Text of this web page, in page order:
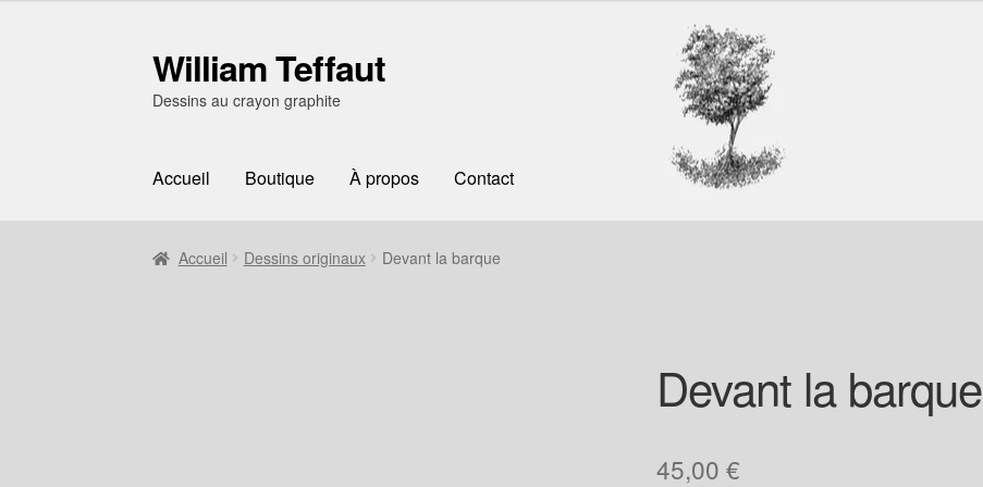
Aller
à
la
Aller
au
contenu
William Teffaut
Dessins au crayon graphite
Accueil Boutique À propos Contact
Accueil Dessins originaux Devant la barque
Devant la barque
45,00 €